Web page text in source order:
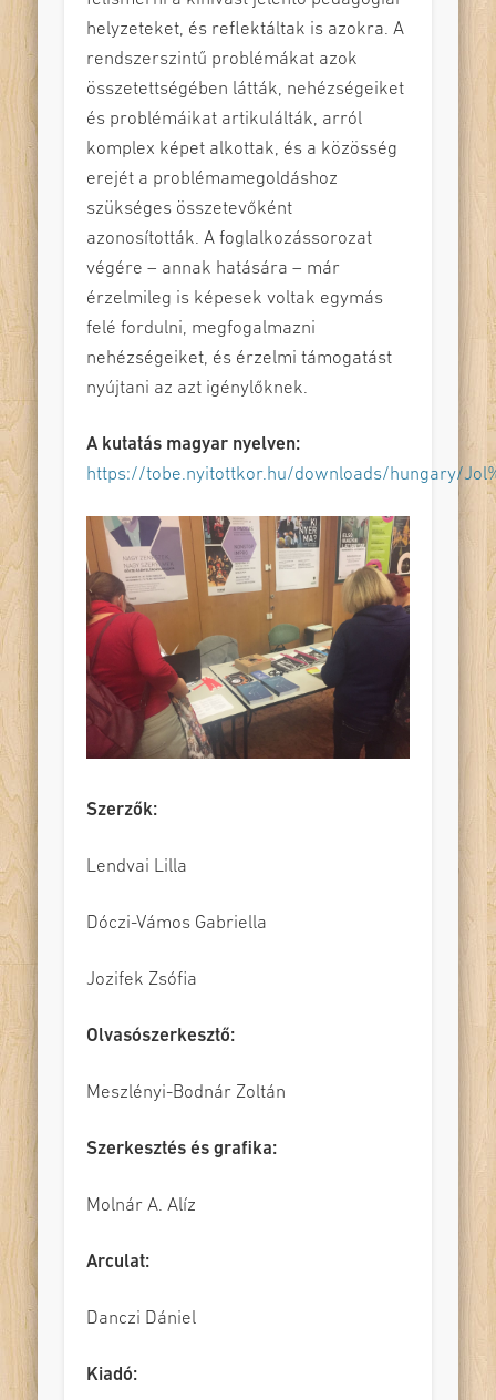
helyzeteket, és reflektáltak is azokra. A
rendszerszintű problémákat azok
összetettségében látták, nehézségeiket
és problémáikat artikulálták, arról
komplex képet alkottak, és a közösség
erejét a problémamegoldáshoz
szükséges összetevőként
azonosították. A foglalkozássorozat
végére – annak hatására – már
érzelmileg is képesek voltak egymás
felé fordulni, megfogalmazni
nehézségeiket, és érzelmi támogatást
nyújtani az azt igénylőknek.
A kutatás magyar nyelven:
https://tobe.nyitottkor.hu/downloads/hungary/
Szerzők:
Lendvai Lilla
Dóczi-Vámos Gabriella
Jozifek Zsófia
Olvasószerkesztő:
Meszlényi-Bodnár Zoltán
Szerkesztés és grafika:
Molnár A. Alíz
Arculat:
Danczi Dániel
Kiadó: